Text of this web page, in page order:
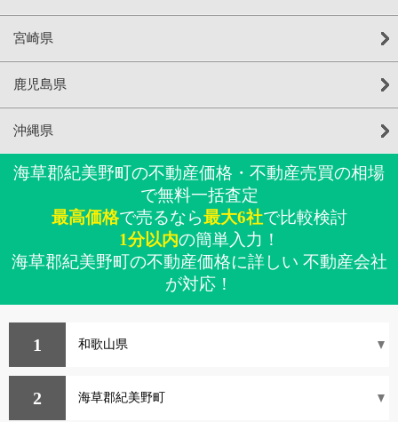
宮崎県
鹿児島県
沖縄県
海草郡紀美野町の不動産価格・不動産売買の相場
で無料一括査定
最高価格で売るなら最大6社で比較検討
1分以内の簡単入力！
海草郡紀美野町の不動産価格に詳しい 不動産会社
が対応！
1
2